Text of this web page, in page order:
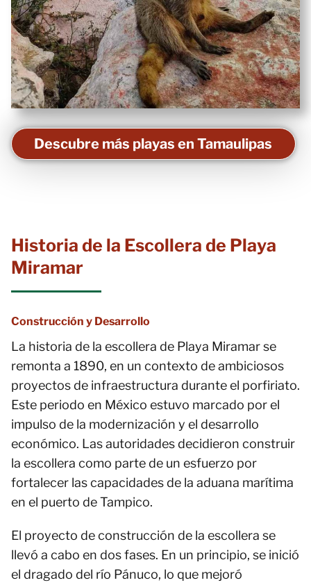
Descubre más playas en Tamaulipas
Historia de la Escollera de Playa
Miramar
Construcción y Desarrollo
La historia de la escollera de Playa Miramar se
remonta a 1890, en un contexto de ambiciosos
proyectos de infraestructura durante el porfiriato.
Este periodo en México estuvo marcado por el
impulso de la modernización y el desarrollo
económico. Las autoridades decidieron construir
la escollera como parte de un esfuerzo por
fortalecer las capacidades de la aduana marítima
en el puerto de Tampico.
El proyecto de construcción de la escollera se
llevó a cabo en dos fases. En un principio, se inició
el dragado del río Pánuco, lo que mejoró